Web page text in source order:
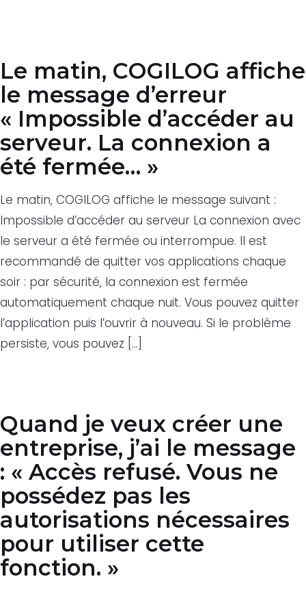
Le matin, COGILOG affiche
le message d’erreur
« Impossible d’accéder au
serveur. La connexion a
été fermée… »
Le matin, COGILOG affiche le message suivant :
Impossible d’accéder au serveur La connexion avec
le serveur a été fermée ou interrompue. Il est
recommandé de quitter vos applications chaque
soir : par sécurité, la connexion est fermée
automatiquement chaque nuit. Vous pouvez quitter
l’application puis l’ouvrir à nouveau. Si le problème
persiste, vous pouvez […]
Quand je veux créer une
entreprise, j’ai le message
: « Accès refusé. Vous ne
possédez pas les
autorisations nécessaires
pour utiliser cette
fonction. »